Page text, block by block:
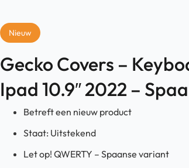
Nieuw
Gecko Covers –
Ipad 10.9″ 2022 –
Betreft een nieuw product
Staat: Uitstekend
Let op! QWERTY – Spaanse variant